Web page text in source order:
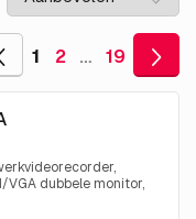
1 2 … 19
VGA dubbele monitor,